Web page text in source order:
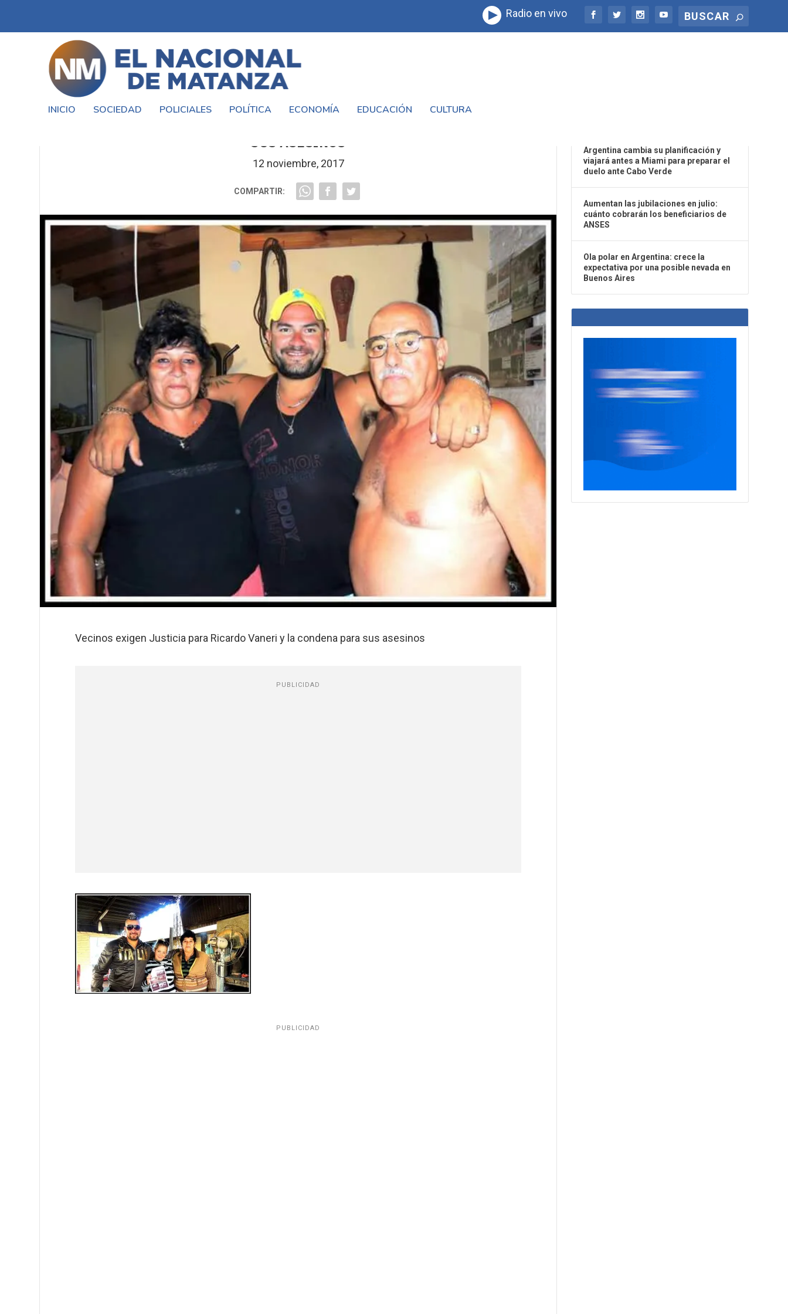
Radio en vivo
INICIO SOCIEDAD POLICIALES POLÍTICA ECONOMÍA EDUCACIÓN CULTURA
SUS ASESINOS
12 noviembre, 2017
COMPARTIR:
Vecinos exigen Justicia para Ricardo Vaneri y la condena para sus asesinos
PUBLICIDAD
PUBLICIDAD
Argentina cambia su planificación y
viajará antes a Miami para preparar el
duelo ante Cabo Verde
Aumentan las jubilaciones en julio:
cuánto cobrarán los beneficiarios de
ANSES
Ola polar en Argentina: crece la
expectativa por una posible nevada en
Buenos Aires